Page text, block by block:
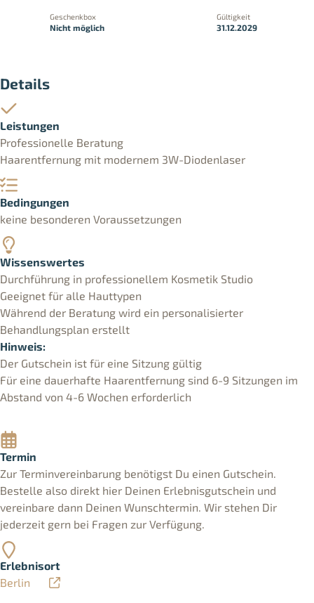
Geschenkbox
Nicht möglich
Gültigkeit
31.12.2029
Details
Leistungen
Professionelle Beratung
Haarentfernung mit modernem 3W-Diodenlaser
Bedingungen
keine besonderen Voraussetzungen
Wissenswertes
Durchführung in professionellem Kosmetik Studio
Geeignet für alle Hauttypen
Während der Beratung wird ein personalisierter
Behandlungsplan erstellt
Hinweis:
Der Gutschein ist für eine Sitzung gültig
Für eine dauerhafte Haarentfernung sind 6-9 Sitzungen im
Abstand von 4-6 Wochen erforderlich
Termin
Zur Terminvereinbarung benötigst Du einen Gutschein.
Bestelle also direkt hier Deinen Erlebnisgutschein und
vereinbare dann Deinen Wunschtermin. Wir stehen Dir
jederzeit gern bei Fragen zur Verfügung.
Erlebnisort
Berlin